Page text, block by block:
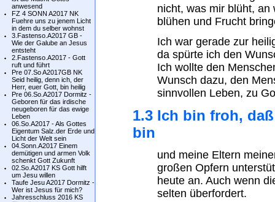
anwesend
FZ 4 SONN A2017 NK
Fuehre uns zu jenem Licht
in dem du selber wohnst
3.Fastenso.A2017 GB -
Wie der Galube an Jesus
entsteht
2.Fastenso.A2017 - Gott
ruft und führt
Pre 07.So A2017GB NK
Seid heilig, denn ich, der
Herr, euer Gott, bin heilig
Pre 06.So.A2017 Dormitz -
Geboren für das irdische
neugeboren für das ewige
Leben
06.So.A2017 - Als Gottes
Eigentum Salz.der Erde und
Licht der Welt sein
04.Sonn.A2017 Einem
demütigen und armen Volk
schenkt Gott Zukunft
02.So.A2017 KS Gott hilft
um Jesu willen
Taufe Jesu A2017 Dormitz -
Wer ist Jesus für mich?
Jahresschluss 2016 KS
nicht, was mir blüht,
blühen und Frucht
Ich war gerade zur
da spürte ich den
Ich wollte den
Wunsch dazu, den
sinnvollen Leben, zu
1.3 Ich bin froh,
bin
und meine Eltern
großen Opfern
heute an. Auch wenn
selten überfordert.